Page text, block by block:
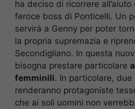
ha deciso di ricorrere all’aiuto
feroce boss di Ponticelli. Un
servirà a Genny per poter
la propria supremazia e
Secondigliano. In questa
bisogna prestare particolare
femminili. In particolare, due
renderanno protagoniste
che ai soli uomini non